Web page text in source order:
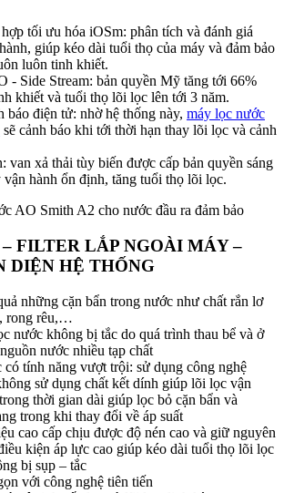
tối ưu hóa iOSm: phân tích và đánh giá
giúp kéo dài tuổi thọ của máy và đảm bảo
luôn tinh khiết.
- Side Stream: bản quyền Mỹ tăng tới 66%
khiết và tuổi thọ lõi lọc lên tới 3 năm.
báo điện tử: nhờ hệ thống này, máy lọc nước
sẽ cảnh báo khi tới thời hạn thay lõi lọc và cảnh
van xả thải tùy biến được cấp bản quyền sáng
vận hành ổn định, tăng tuổi thọ lõi lọc.
FILTER LẮP NGOÀI MÁY –
DIỆN HỆ THỐNG
những cặn bẩn trong nước như chất rắn lơ
rong rêu,…
nước không bị tắc do quá trình thau bể và ở
nước nhiều tạp chất
tính năng vượt trội: sử dụng công nghệ
sử dụng chất kết dính giúp lõi lọc vận
thời gian dài giúp lọc bỏ cặn bẩn và
trong khi thay đổi về áp suất
cao cấp chịu được độ nén cao và giữ nguyên
kiện áp lực cao giúp kéo dài tuổi thọ lõi lọc
bị sụp – tắc
với công nghệ tiên tiến